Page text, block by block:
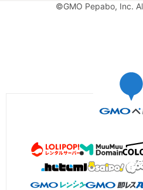
©GMO Pepabo, Inc.